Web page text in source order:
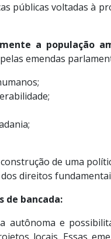
públicas voltadas à
a população
emendas
de uma
direitos
de bancada:
autônoma e